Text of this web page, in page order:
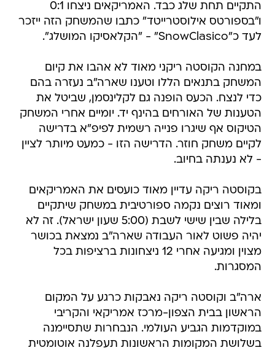
התקיים תחת שלג כבד. האמריקאים ניצחו 0:1
ו"בספורטס אילוסטרייטד" כתבו שהמשחק הזה ייזכר
לעד כ"SnowClasico" - "הקלאסיקו המושלג".
במחנה הקוסטה ריקני מאוד לא אהבו את קיום
המשחק בתנאים הללו וטענו שארה"ב נעזרה בהם
כדי לנצח. הכעס הופנה גם לקלינסמן, שביטל את
הטענות של האורחים בהינף יד. יומיים אחרי המשחק
הטיקוס אף שיגרו פנייה רשמית לפיפ"א בדרישה
לקיים משחק חוזר. הדרישה הזו - כמעט מיותר לציין
- לא נענתה בחיוב.
בקוסטה ריקה עדיין מאוד כועסים את האמריקאים
ומאוד רוצים נקמה ספורטיבית במשחק שיתקיים
בלילה שבין שישי לשבת (5:00 שעון ישראל). זה לא
יהיה פשוט לאור העבודה שארה"ב נמצאת בכושר
מצוין ומגיעה אחרי 12 ניצחונות ברציפות בכל
המסגרות.
ארה"ב וקוסטה ריקה נאבקות כרגע על המקום
הראשון בבית הצפון-מרכז אמריקאי והקריבי
במוקדמות הגביע העולמי. הנבחרות שתסיימנה
בשלושת המקומות הראשונות תעפלנה אוטומטית